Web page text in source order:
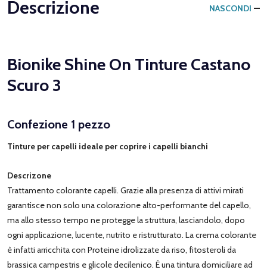
Descrizione NASCONDI
Bionike Shine On Tinture Castano
Scuro 3
Confezione 1 pezzo
Tinture per capelli ideale per coprire i capelli bianchi
Descrizone
Trattamento colorante capelli. Grazie alla presenza di attivi mirati
garantisce non solo una colorazione alto-performante del capello,
ma allo stesso tempo ne protegge la struttura, lasciandolo, dopo
ogni applicazione, lucente, nutrito e ristrutturato. La crema colorante
è infatti arricchita con Proteine idrolizzate da riso, fitosteroli da
brassica campestris e glicole decilenico. È una tintura domiciliare ad